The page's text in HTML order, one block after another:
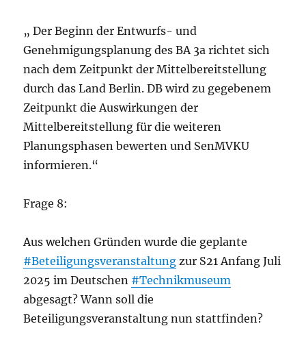
„ Der Beginn der Entwurfs- und
Genehmigungsplanung des BA 3a richtet sich
nach dem Zeitpunkt der Mittelbereitstellung
durch das Land Berlin. DB wird zu gegebenem
Zeitpunkt die Auswirkungen der
Mittelbereitstellung für die weiteren
Planungsphasen bewerten und SenMVKU
informieren.“
Frage 8:
Aus welchen Gründen wurde die geplante
#Beteiligungsveranstaltung zur S21 Anfang Juli
2025 im Deutschen #Technikmuseum
abgesagt? Wann soll die
Beteiligungsveranstaltung nun stattfinden?